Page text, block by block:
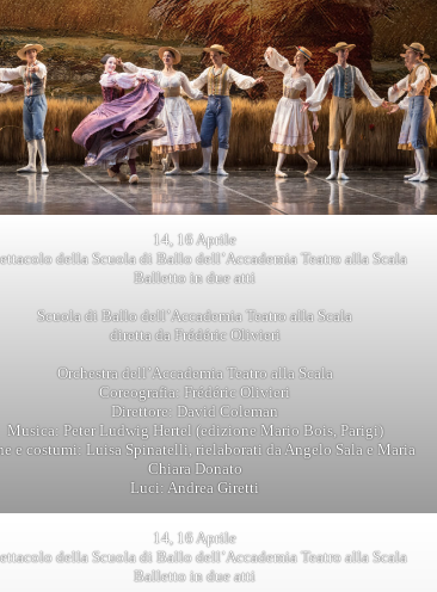
14, 16 Aprile
della Scuola di Ballo dell’Accademia Teatro alla Scala
Balletto in due atti
Scuola di Ballo dell’Accademia Teatro alla Scala
diretta da Frédéric Olivieri
Orchestra dell’Accademia Teatro alla Scala
Coreografia: Frédéric Olivieri
Direttore: David Coleman
Musica: Peter Ludwig Hertel (edizione Mario Bois, Parigi)
e costumi: Luisa Spinatelli, rielaborati da Angelo Sala e Maria
Chiara Donato
Luci: Andrea Giretti
14, 16 Aprile
della Scuola di Ballo dell’Accademia Teatro alla Scala
Balletto in due atti